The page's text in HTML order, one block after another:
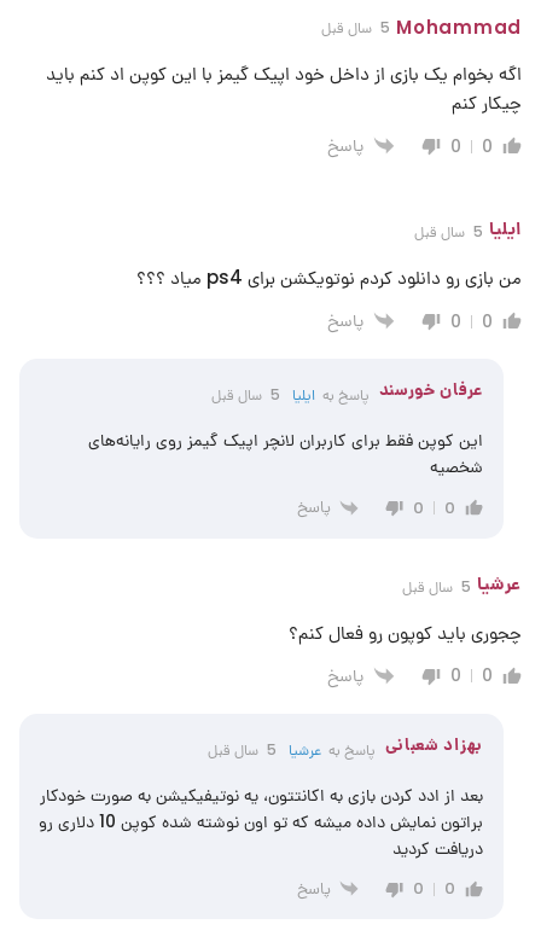
Mohammad 5 سال قبل
اگه بخوام یک بازی از داخل خود اپیک گیمز با این کوپن اد کنم باید
چیکار کنم
0
0 پاسخ
ایلیا 5 سال قبل
من بازی رو دانلود کردم نوتویکشن برای ps4 میاد ؟؟؟
0
0 پاسخ
عرفان خورسند پاسخ بهایلیا 5 سال قبل
این کوپن فقط برای کاربران لانچر اپیک گیمز روی رایانه‌های
شخصیه
0
0 پاسخ
عرشیا 5 سال قبل
چجوری باید کوپون رو فعال کنم؟
0
0 پاسخ
بهزاد شعبانی پاسخ بهعرشیا 5 سال قبل
بعد از ادد کردن بازی به اکانتتون، یه نوتیفیکیشن به صورت خودکار
براتون نمایش داده میشه که تو اون نوشته شده کوپن 10 دلاری رو
دریافت کردید
0
0 پاسخ